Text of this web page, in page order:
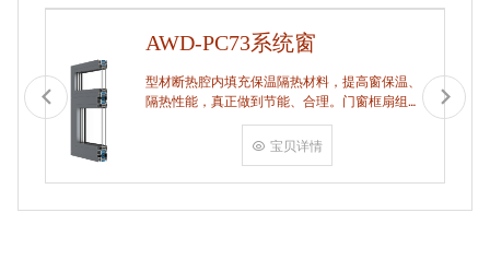
AWD-PC73系统窗
型材断热腔内填充保温隔热材料，提高窗保温、
隔热性能，真正做到节能、合理。门窗框扇组
角，采用多点挤压角码结构与加重型挤角设备相
结合完成，在通过角部加注德国双组份胶使角码
宝贝详情